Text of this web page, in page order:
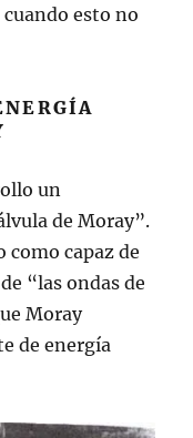
cuando esto no
un
de Moray”.
como capaz de
“las ondas de
Moray
de energía